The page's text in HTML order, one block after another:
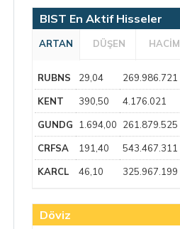
BIST En Aktif Hisseler
ARTAN DÜŞEN HACİM
RUBNS 29,04 269.986.721
KENT 390,50 4.176.021
GUNDG 1.694,00 261.879.525
CRFSA 191,40 543.467.311
KARCL 46,10 325.967.199
Döviz